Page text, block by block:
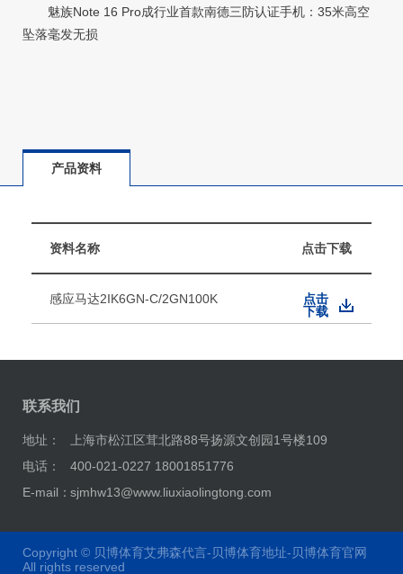
魅族Note 16 Pro成行业首款南德三防认证手机：35米高空
坠落毫发无损
产品资料
资料名称 点击下载
感应马达2IK6GN-C/2GN100K
点击
下载
联系我们
地址：
上海市松江区茸北路88号扬源文创园1号楼109
电话：
400-021-0227 18001851776
E-mail：sjmhw13@www.liuxiaolingtong.com
Copyright © 贝博体育艾弗森代言-贝博体育地址-贝博体育官网
All rights reserved